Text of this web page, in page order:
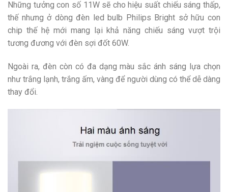
Những tưởng con số 11W sẽ cho hiệu suất chiếu sáng thấp,
thế nhưng ở dòng đèn led bulb Philips Bright sở hữu con
chip thế hệ mới mang lại khả năng chiếu sáng vượt trội
tương đương với đèn sợi đốt 60W.
Ngoài ra, đèn còn có đa dạng màu sắc ánh sáng lựa chọn
như trắng lạnh, trắng ấm, vàng để người dùng có thể dễ dàng
thay đổi.